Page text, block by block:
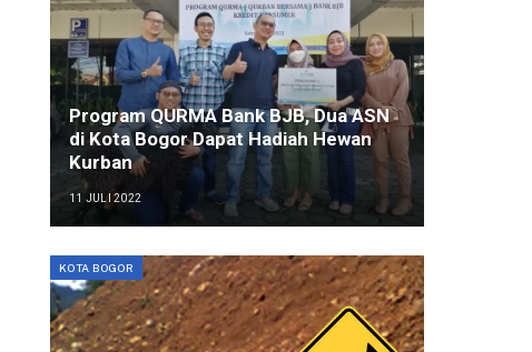
Program QURMA Bank BJB, Dua ASN
di Kota Bogor Dapat Hadiah Hewan
Kurban
11 JULI 2022
KOTA BOGOR